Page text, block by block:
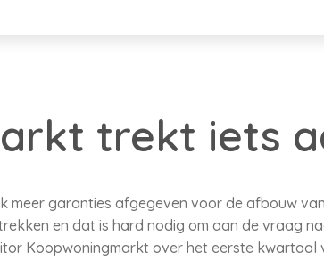
trekt iets
meer garanties afgegeven voor de afbouw
en dat is hard nodig om aan de vraag
Koopwoningmarkt over het eerste kwartaal